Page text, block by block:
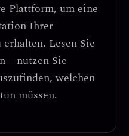
Plattform, um eine
Ihrer
Lesen Sie
– nutzen Sie
welchen
müssen.